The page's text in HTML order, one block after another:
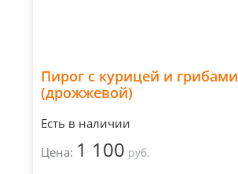
Пирог с курицей и грибами
(дрожжевой)
Есть в наличии
Цена: 1 100 руб.